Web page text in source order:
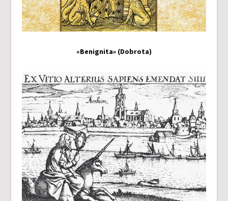
«Benignita» (Dobrota)